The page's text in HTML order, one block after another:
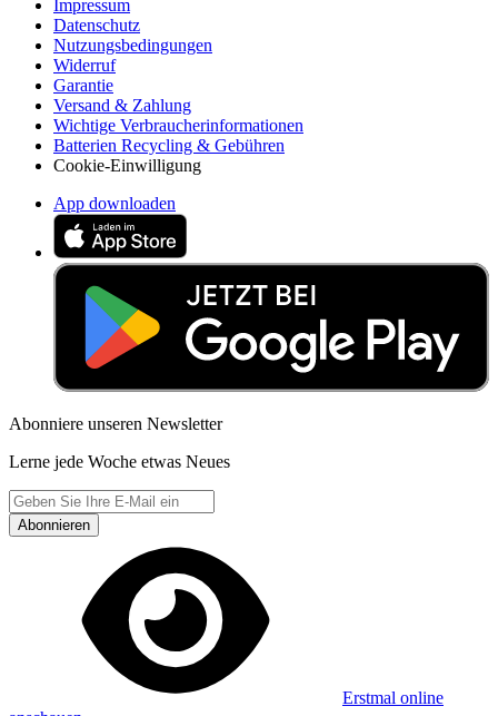
Impressum
Datenschutz
Nutzungsbedingungen
Widerruf
Garantie
Versand & Zahlung
Wichtige Verbraucherinformationen
Batterien Recycling & Gebühren
Cookie-Einwilligung
App downloaden
Abonniere unseren Newsletter
Lerne jede Woche etwas Neues
Abonnieren
Erstmal online